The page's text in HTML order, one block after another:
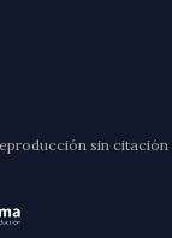
sin citación